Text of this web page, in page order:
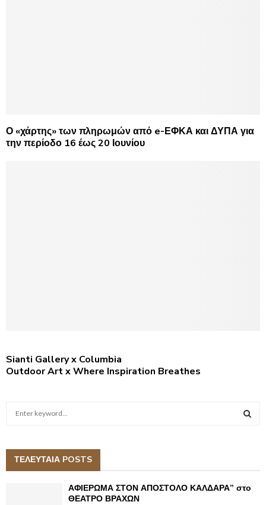
Ο «χάρτης» των πληρωμών από e-ΕΦΚΑ και ΔΥΠΑ για
την περίοδο 16 έως 20 Ιουνίου
Sianti Gallery x Columbia
Outdoor Art x Where Inspiration Breathes
h
A
ΤΕΛΕΥΤΑΙΑ POSTS
ΑΦΙΕΡΩΜΑ ΣΤΟΝ ΑΠΟΣΤΟΛΟ ΚΑΛΔΑΡΑ” στο
ΘΕΑΤΡΟ ΒΡΑΧΩΝ